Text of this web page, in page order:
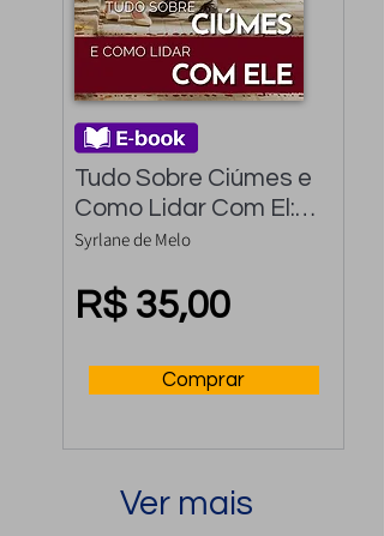
Tudo Sobre Ciúmes e
Como Lidar Com El:
saiba como lidar com
Syrlane de Melo
R$ 35,00
Comprar
Ver mais